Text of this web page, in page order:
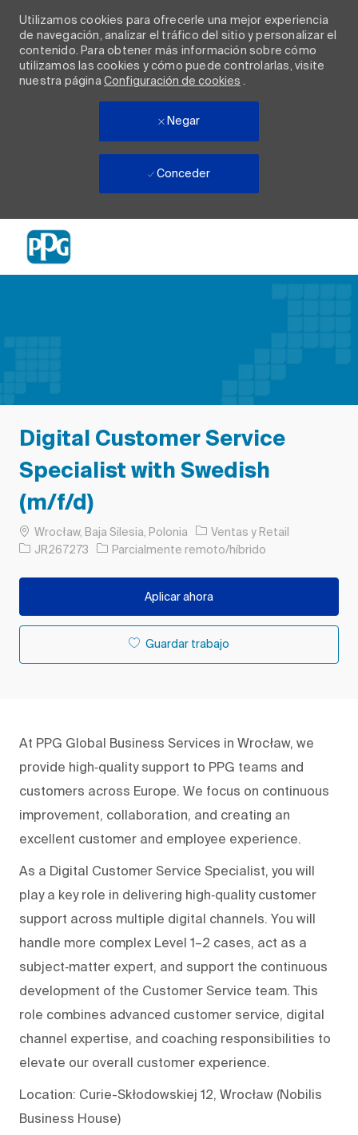
Utilizamos cookies para ofrecerle una mejor experiencia
de navegación, analizar el tráfico del sitio y personalizar el
contenido. Para obtener más información sobre cómo
utilizamos las cookies y cómo puede controlarlas, visite
nuestra página Configuración de cookies .
Negar
Conceder
Digital Customer Service
Specialist with Swedish
(m/f/d)
Ubicación
Wrocław, Baja Silesia, Polonia Categoría
Ventas y Retail
ID de trabajo
JR267273 Parcialmente remoto/híbrido
Aplicar ahora
Guardar trabajo
At PPG Global Business Services in Wrocław, we
provide high‑quality support to PPG teams and
customers across Europe. We focus on continuous
improvement, collaboration, and creating an
excellent customer and employee experience.
As a Digital Customer Service Specialist, you will
play a key role in delivering high‑quality customer
support across multiple digital channels. You will
handle more complex Level 1–2 cases, act as a
subject‑matter expert, and support the continuous
development of the Customer Service team. This
role combines advanced customer service, digital
channel expertise, and coaching responsibilities to
elevate our overall customer experience.
Location: Curie-Skłodowskiej 12, Wrocław (Nobilis
Business House)